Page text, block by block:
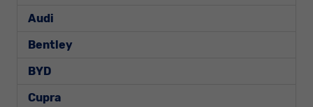
Audi
Bentley
BYD
Cupra